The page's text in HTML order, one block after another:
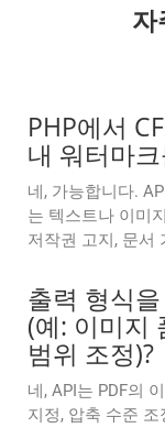
자
PHP에서
내 워터마
네, 가능합니다.
는 텍스트나 이미
저작권 고지, 문서
출력 형식
(예: 이미지
범위 조정)?
네, API는 PDF의
지정, 압축 수준